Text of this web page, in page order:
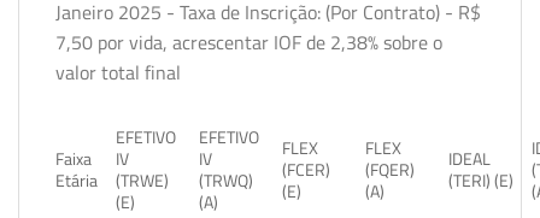
Janeiro 2025 - Taxa de Inscrição: (Por Contrato) - R$
7,50 por vida, acrescentar IOF de 2,38% sobre o
valor total final
Faixa
Etária
EFETIVO
IV
(TRWE)
(E)
EFETIVO
IV
(TRWQ)
(A)
FLEX
(FCER)
(E)
FLEX
(FQER)
(A)
IDEAL
(TERI) (E)